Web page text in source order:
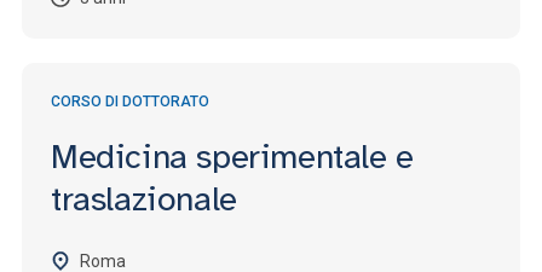
CORSO DI DOTTORATO
Medicina sperimentale e
traslazionale
Roma